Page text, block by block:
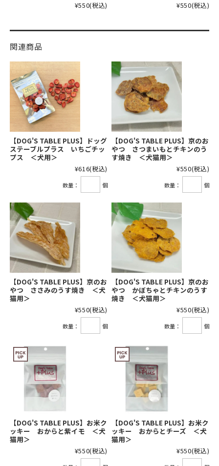
¥550(税込) ¥550(税込)
関連商品
【DOG'S TABLE PLUS】ドッグ
ステーブルプラス いちごチッ
プス ＜犬用＞
¥616(税込)
数量： 個
【DOG'S TABLE PLUS】京のお
やつ さつまいもとチキンのう
す焼き ＜犬猫用＞
¥550(税込)
数量： 個
【DOG'S TABLE PLUS】京のお
やつ ささみのうす焼き ＜犬
猫用＞
¥550(税込)
数量： 個
【DOG'S TABLE PLUS】京のお
やつ かぼちゃとチキンのうす
焼き ＜犬猫用＞
¥550(税込)
数量： 個
【DOG'S TABLE PLUS】お米ク
ッキー おからと紫イモ ＜犬
猫用＞
¥550(税込)
【DOG'S TABLE PLUS】お米ク
ッキー おからとチーズ ＜犬
猫用＞
¥550(税込)